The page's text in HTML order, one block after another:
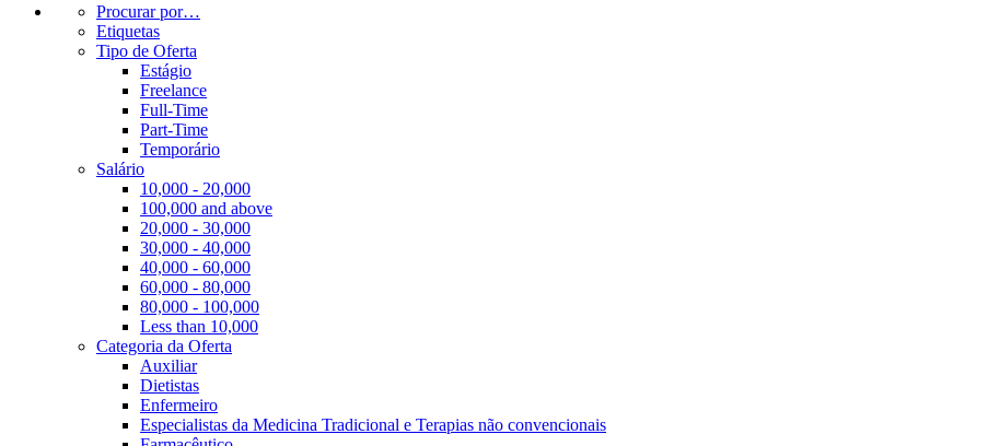
Procurar por…
Etiquetas
Tipo de Oferta
Estágio
Freelance
Full-Time
Part-Time
Temporário
Salário
10,000 - 20,000
100,000 and above
20,000 - 30,000
30,000 - 40,000
40,000 - 60,000
60,000 - 80,000
80,000 - 100,000
Less than 10,000
Categoria da Oferta
Auxiliar
Dietistas
Enfermeiro
Especialistas da Medicina Tradicional e Terapias não convencionais